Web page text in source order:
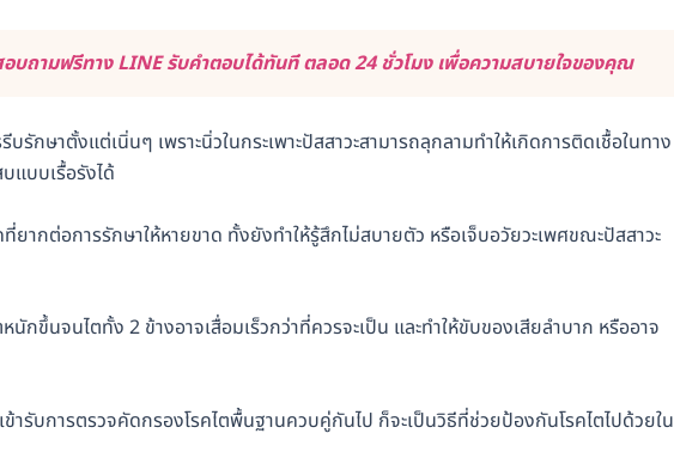
บถามฟรีทาง LINE รับคำตอบได้ทันที ตลอด 24 ชั่วโมง เพื่อความสบายใจของคุณ
รักษาตั้งแต่เนิ่นๆ เพราะนิ่วในกระเพาะปัสสาวะสามารถลุกลามทำให้เกิดการติดเชื้อในทาง
บแบบเรื้อรังได้
ที่ยากต่อการรักษาให้หายขาด ทั้งยังทำให้รู้สึกไม่สบายตัว หรือเจ็บอวัยวะเพศขณะปัสสาวะ
กขึ้นจนไตทั้ง 2 ข้างอาจเสื่อมเร็วกว่าที่ควรจะเป็น และทำให้ขับของเสียลำบาก หรืออาจ
ข้ารับการตรวจคัดกรองโรคไตพื้นฐานควบคู่กันไป ก็จะเป็นวิธีที่ช่วยป้องกันโรคไตไปด้วยใน